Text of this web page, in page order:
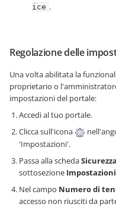
ice .
Regolazione delle
Una volta abilitata la
proprietario o
impostazioni del portale:
Accedi al tuo portale.
Clicca sull'icona
'Impostazioni'.
Passa alla schedaSicurezza
sottosezione
Nel campo Numero di
accesso non riusciti da